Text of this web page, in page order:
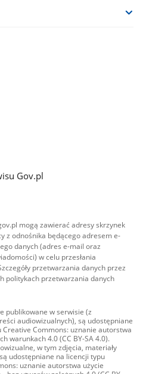
Gov.pl
mogą zawierać adresy skrzynek
z odnośnika będącego adresem e-
danych (adres e-mail oraz
w celu przesłania
przetwarzania danych przez
politykach przetwarzania danych
publikowane w serwisie (z
audiowizualnych), są udostępniane
Creative Commons: uznanie autorstwa
warunkach 4.0 (CC BY-SA 4.0).
w tym zdjęcia, materiały
udostępniane na licencji typu
uznanie autorstwa użycie